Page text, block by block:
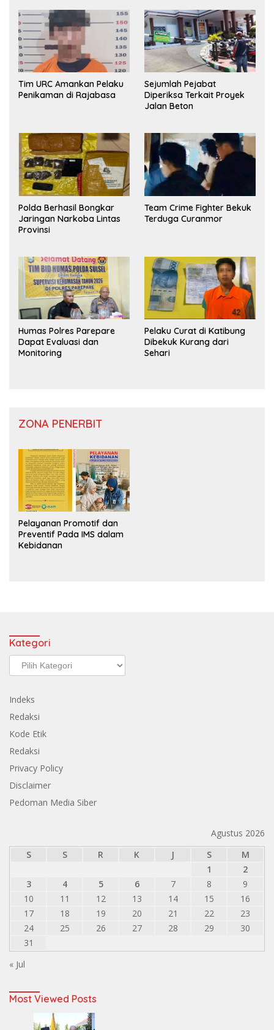
Tim URC Amankan Pelaku
Penikaman di Rajabasa
Sejumlah Pejabat
Diperiksa Terkait Proyek
Jalan Beton
Polda Berhasil Bongkar
Jaringan Narkoba Lintas
Provinsi
Team Crime Fighter Bekuk
Terduga Curanmor
Humas Polres Parepare
Dapat Evaluasi dan
Monitoring
Pelaku Curat di Katibung
Dibekuk Kurang dari
Sehari
ZONA PENERBIT
Pelayanan Promotif dan
Preventif Pada IMS dalam
Kebidanan
Kategori
Kategori
Indeks
Redaksi
Kode Etik
Redaksi
Privacy Policy
Disclaimer
Pedoman Media Siber
Agustus 2026
S
S R K J S
M
1
2
3
4 5 6 7 8
9
10
11 12 13 14 15
16
17
18 19 20 21 22
23
24
25 26 27 28 29
30
31
« Jul
Most Viewed Posts